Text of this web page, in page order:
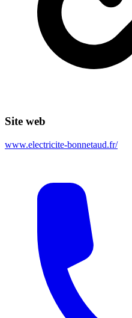
Site web
www.electricite-bonnetaud.fr/